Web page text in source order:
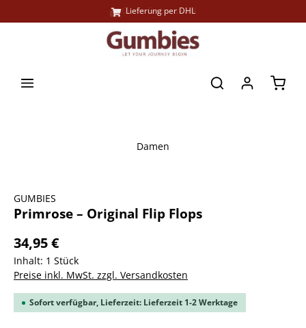
Große Farbauswahl
Lieferung per DHL
Damen
GUMBIES
Primrose – Original Flip Flops
34,95 €
Inhalt: 1 Stück
Preise inkl. MwSt. zzgl. Versandkosten
Sofort verfügbar, Lieferzeit: Lieferzeit 1-2 Werktage